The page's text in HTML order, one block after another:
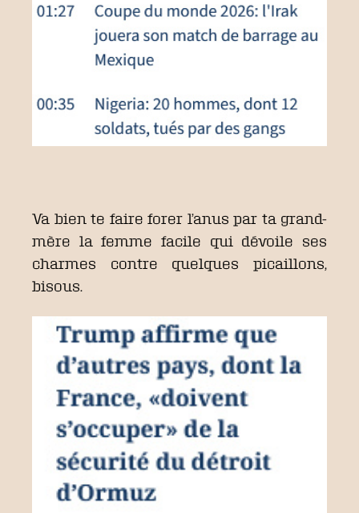
Va bien te faire forer l’anus par ta grand-
mère la femme facile qui dévoile ses
charmes contre quelques picaillons,
bisous.